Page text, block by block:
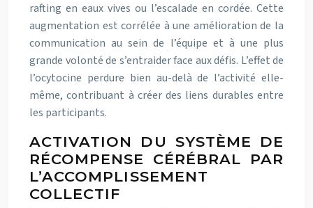
rafting en eaux vives ou l’escalade en cordée. Cette
augmentation est corrélée à une amélioration de la
communication au sein de l’équipe et à une plus
grande volonté de s’entraider face aux défis. L’effet de
l’ocytocine perdure bien au-delà de l’activité elle-
même, contribuant à créer des liens durables entre
les participants.
ACTIVATION DU SYSTÈME DE
RÉCOMPENSE CÉRÉBRAL PAR
L’ACCOMPLISSEMENT
COLLECTIF